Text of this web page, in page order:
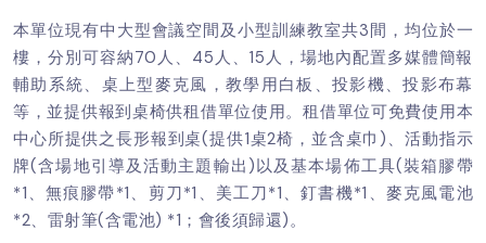
本單位現有中大型會議空間及小型訓練教室共3間，均位於一
樓，分別可容納70人、45人、15人，場地內配置多媒體簡報
輔助系統、桌上型麥克風，教學用白板、投影機、投影布幕
等，並提供報到桌椅供租借單位使用。租借單位可免費使用本
中心所提供之長形報到桌(提供1桌2椅，並含桌巾)、活動指示
牌(含場地引導及活動主題輸出)以及基本場佈工具(裝箱膠帶
*1、無痕膠帶*1、剪刀*1、美工刀*1、釘書機*1、麥克風電池
*2、雷射筆(含電池) *1；會後須歸還)。